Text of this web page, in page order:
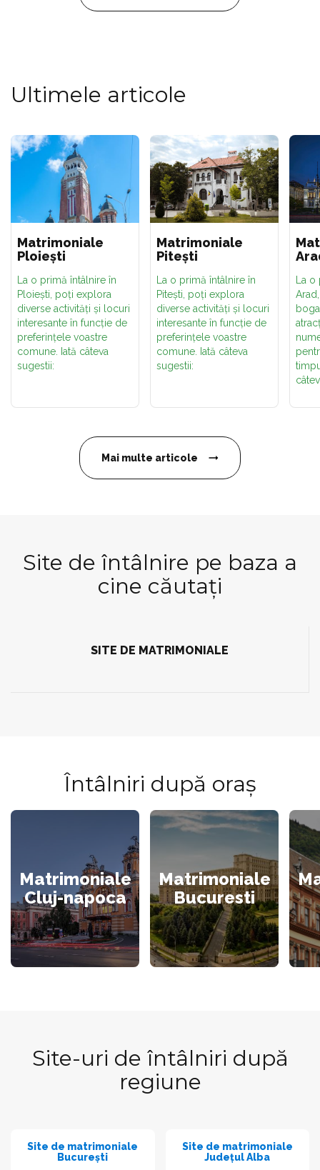
Ultimele articole
Matrimoniale
Ploiești
La o primă întâlnire în
Ploiești, poți explora
diverse activități și locuri
interesante în funcție de
preferințele voastre
comune. Iată câteva
sugestii:
Matrimoniale
Pitești
La o primă întâlnire în
Pitești, poți explora
diverse activități și locuri
interesante în funcție de
preferințele voastre
comune. Iată câteva
sugestii:
La
Mai multe articole
Site de întâlnire pe baza a
cine căutați
SITE DE MATRIMONIALE
Întâlniri după oraș
Matrimoniale
Cluj-napoca
Matrimoniale
Bucuresti
Site-uri de întâlniri după
regiune
Site de matrimoniale
București
Site de matrimoniale
Județul Alba